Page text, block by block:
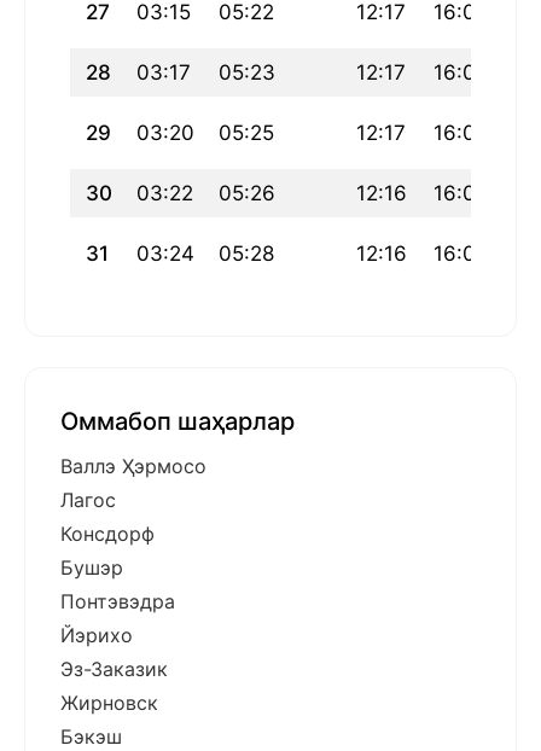
27 03:15 05:22 12:17 16:05
28 03:17 05:23 12:17 16:04
29 03:20 05:25 12:17 16:03
30 03:22 05:26 12:16 16:01
31 03:24 05:28 12:16 16:00
Оммабоп шаҳарлар
Валлэ Ҳэрмосо
Лагос
Консдорф
Бушэр
Понтэвэдра
Йэрихо
Эз-Заказик
Жирновск
Бэкэш